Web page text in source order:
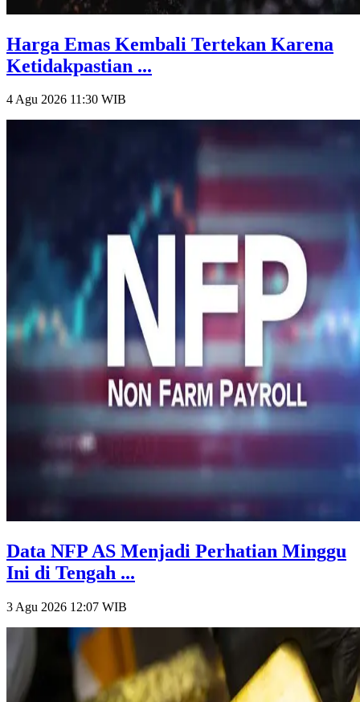
Harga Emas Kembali Tertekan Karena
Ketidakpastian ...
4 Agu 2026 11:30 WIB
Data NFP AS Menjadi Perhatian Minggu
Ini di Tengah ...
3 Agu 2026 12:07 WIB